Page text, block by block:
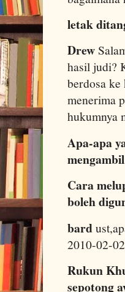
letak
Drew
hasil judi?
berdosa
menerima
hukumnya
Apa-apa
Cara
boleh
bard
2010-02-
Rukun
sepotong